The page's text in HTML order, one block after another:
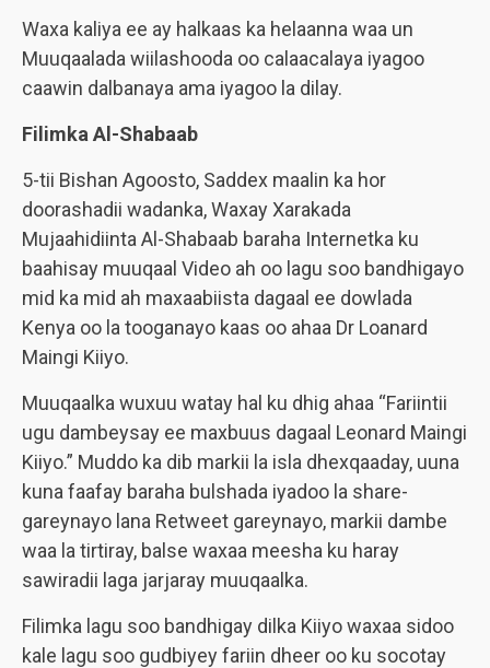
Waxa kaliya ee ay halkaas ka helaanna waa un
Muuqaalada wiilashooda oo calaacalaya iyagoo
caawin dalbanaya ama iyagoo la dilay.
Filimka Al-Shabaab
5-tii Bishan Agoosto, Saddex maalin ka hor
doorashadii wadanka, Waxay Xarakada
Mujaahidiinta Al-Shabaab baraha Internetka ku
baahisay muuqaal Video ah oo lagu soo bandhigayo
mid ka mid ah maxaabiista dagaal ee dowlada
Kenya oo la tooganayo kaas oo ahaa Dr Loanard
Maingi Kiiyo.
Muuqaalka wuxuu watay hal ku dhig ahaa “Fariintii
ugu dambeysay ee maxbuus dagaal Leonard Maingi
Kiiyo.” Muddo ka dib markii la isla dhexqaaday, uuna
kuna faafay baraha bulshada iyadoo la share-
gareynayo lana Retweet gareynayo, markii dambe
waa la tirtiray, balse waxaa meesha ku haray
sawiradii laga jarjaray muuqaalka.
Filimka lagu soo bandhigay dilka Kiiyo waxaa sidoo
kale lagu soo gudbiyey fariin dheer oo ku socotay